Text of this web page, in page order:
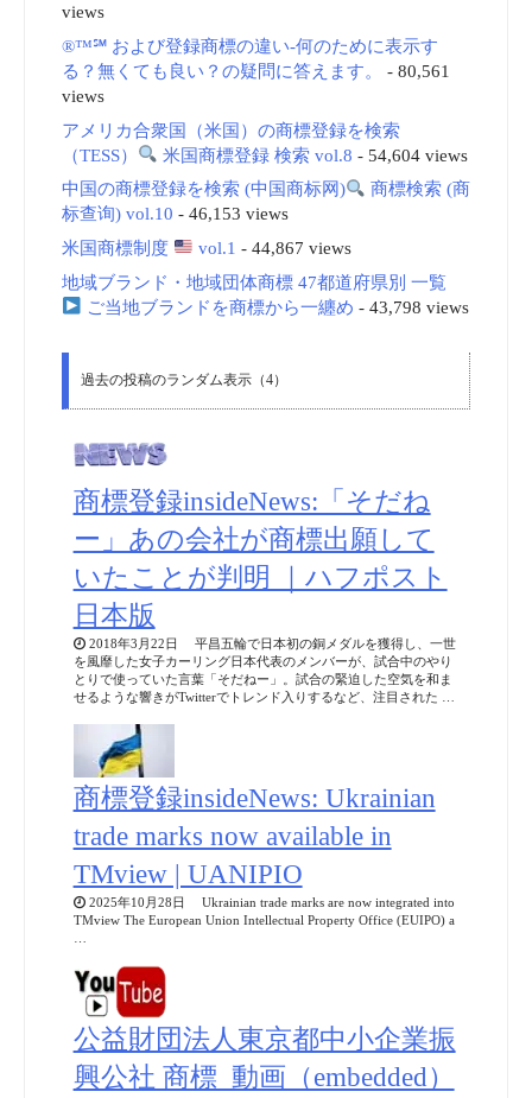
views
®™℠ および登録商標の違い-何のために表示す
る？無くても良い？の疑問に答えます。
- 80,561
views
アメリカ合衆国（米国）の商標登録を検索
（TESS）
米国商標登録 検索 vol.8 - 54,604 views
中国の商標登録を検索 (中国商标网)
商標検索 (商
标查询) vol.10 - 46,153 views
米国商標制度
vol.1 - 44,867 views
地域ブランド・地域団体商標 47都道府県別 一覧
ご当地ブランドを商標から一纏め - 43,798 views
過去の投稿のランダム表示（4）
商標登録insideNews:「そだね
ー」あの会社が商標出願して
いたことが判明 ｜ハフポスト
日本版
2018年3月22日 平昌五輪で日本初の銅メダルを獲得し、一世
を風靡した女子カーリング日本代表のメンバーが、試合中のやり
とりで使っていた言葉「そだねー」。試合の緊迫した空気を和ま
せるような響きがTwitterでトレンド入りするなど、注目された …
商標登録insideNews: Ukrainian
trade marks now available in
TMview | UANIPIO
2025年10月28日 Ukrainian trade marks are now integrated into
TMview The European Union Intellectual Property Office (EUIPO) a
公益財団法人東京都中小企業振
興公社 商標_動画（embedded）